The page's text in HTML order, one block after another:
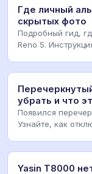
Где личный
скрытых фото
Подробный гид,
Reno 5.
убрать и что
Появился
Узнайте, как
Yasin T8000